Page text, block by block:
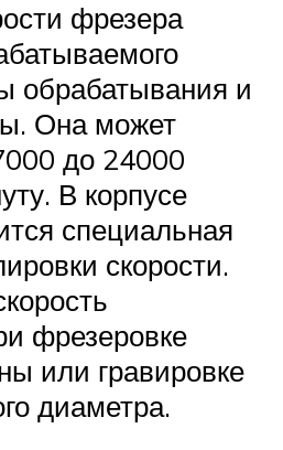
фрезера
обрабатывания и
Она может
до 24000
В корпусе
специальная
скорости.
фрезеровке
или гравировке
диаметра.